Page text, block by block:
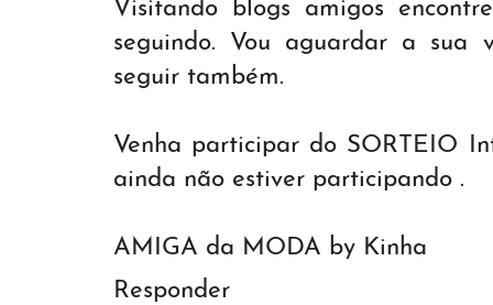
Visitando blogs amigos
seguindo. Vou aguardar a
seguir também.
Venha participar do SORTEIO
ainda não estiver participando .
AMIGA da MODA by Kinha
Responder